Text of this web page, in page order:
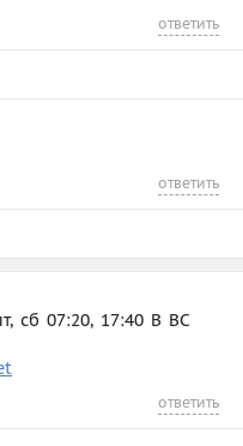
ответить
ответить
сб 07:20, 17:40 В ВС
ответить